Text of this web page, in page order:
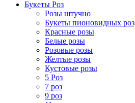
Букеты Роз
Розы штучно
Букеты пионовидных роз
Красные розы
Белые розы
Розовые розы
Желтые розы
Кустовые розы
5 Роз
7 роз
9 роз